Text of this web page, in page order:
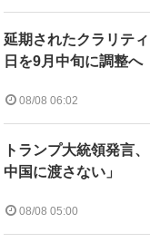
延期されたクラリテ
日を9月中旬に調整へ
08/08 06:02
トランプ大統領発言
中国に渡さない」
08/08 05:00